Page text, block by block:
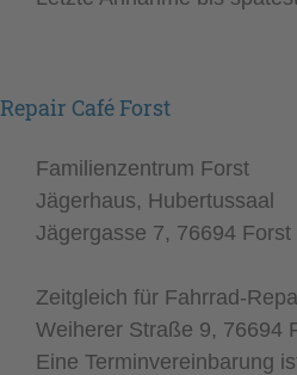
Repair Café Forst
Familienzentrum Forst
Jägerhaus, Hubertussaal
Jägergasse 7, 76694 Forst
Zeitgleich für Fahrrad-
Weiherer Straße 9, 76694
Eine Terminvereinbarung